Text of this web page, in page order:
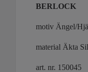
BERLOCK
motiv Ängel/
material Äkta
art. nr. 150045